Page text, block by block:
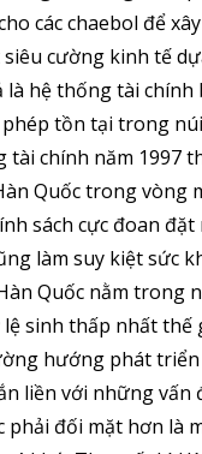
các chaebol để
cường kinh tế
là hệ thống tài chính
tồn tại trong
tài chính năm 1997
Quốc trong vòng
sách cực đoan
làm suy kiệt sức
Quốc nằm trong
sinh thấp nhất thế
hướng phát triển
liền với những vấn
phải đối mặt hơn là